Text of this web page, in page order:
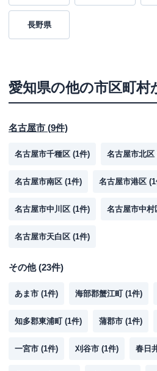
長野県
愛知県の他の市区町村
名古屋市 (9件)
名古屋市千種区 (1件) 名古屋市北区
名古屋市南区 (1件) 名古屋市港区 (1
名古屋市中川区 (1件) 名古屋市中村
名古屋市天白区 (1件)
その他(23件)
あま市 (1件) 海部郡蟹江町 (1件)
知多郡東浦町 (1件) 蒲郡市 (1件)
一宮市 (1件) 刈谷市 (1件) 春日